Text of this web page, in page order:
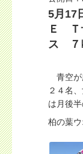
5月17
Ｅ Ｔ
ス ７
青空が
２４名
は月後半
柏の葉